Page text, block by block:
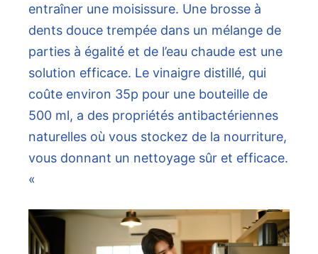
entraîner une moisissure. Une brosse à
dents douce trempée dans un mélange de
parties à égalité et de l’eau chaude est une
solution efficace. Le vinaigre distillé, qui
coûte environ 35p pour une bouteille de
500 ml, a des propriétés antibactériennes
naturelles où vous stockez de la nourriture,
vous donnant un nettoyage sûr et efficace.
«